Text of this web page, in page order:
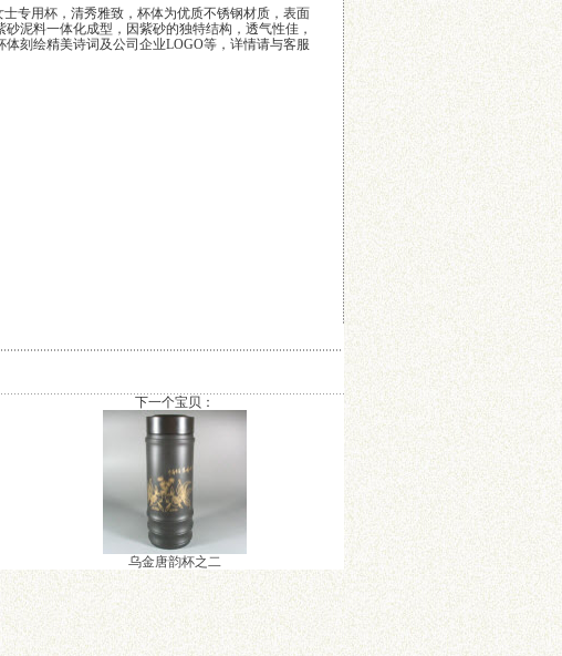
专用杯，清秀雅致，杯体为优质不锈钢材质，表面
泥料一体化成型，因紫砂的独特结构，透气性佳，
刻绘精美诗词及公司企业LOGO等，详情请与客服
下一个宝贝：
乌金唐韵杯之二